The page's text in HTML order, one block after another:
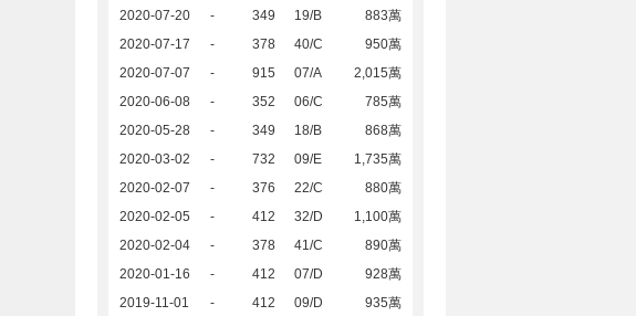
2020-07-20
- 349 19/B
883萬
2020-07-17
- 378 40/C
950萬
2020-07-07
- 915 07/A
2,015萬
2020-06-08
- 352 06/C
785萬
2020-05-28
- 349 18/B
868萬
2020-03-02
- 732 09/E
1,735萬
2020-02-07
- 376 22/C
880萬
2020-02-05
- 412 32/D
1,100萬
2020-02-04
- 378 41/C
890萬
2020-01-16
- 412 07/D
928萬
2019-11-01
- 412 09/D
935萬